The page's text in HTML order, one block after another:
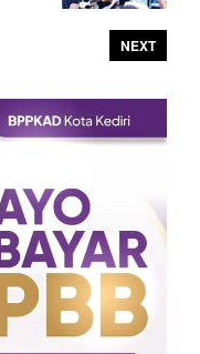
NEXT